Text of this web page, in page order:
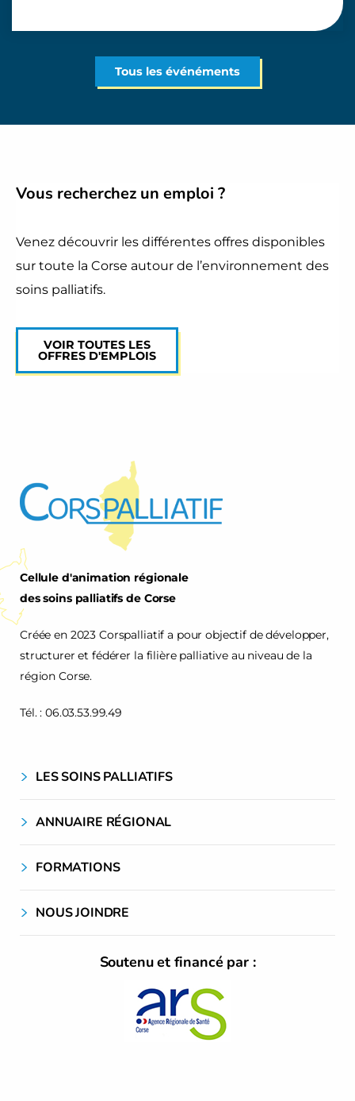
Tous les événéments
Vous recherchez un emploi ?
Venez découvrir les différentes offres disponibles
sur toute la Corse autour de l’environnement des
soins palliatifs.
VOIR TOUTES LES
OFFRES D'EMPLOIS
Cellule d'animation régionale
des soins palliatifs de Corse
Créée en 2023 Corspalliatif a pour objectif de développer,
structurer et fédérer la filière palliative au niveau de la
région Corse.
Tél. : 06.03.53.99.49
LES SOINS PALLIATIFS
ANNUAIRE RÉGIONAL
FORMATIONS
NOUS JOINDRE
Soutenu et financé par :